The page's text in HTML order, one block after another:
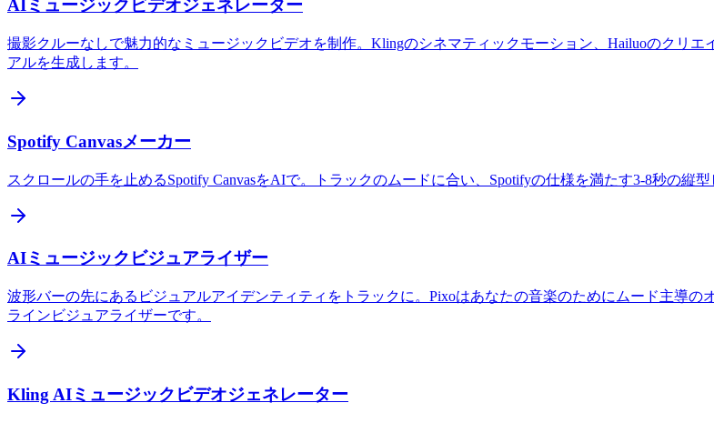
AIミュージックビデオジェネレーター
撮影クルーなしで魅力的なミュージックビデオを制作。Klingのシネマティックモーション、Hailuoのクリ
アルを生成します。
Spotify Canvasメーカー
スクロールの手を止めるSpotify CanvasをAIで。トラックのムードに合い、Spotifyの仕様を満たす3-8秒の縦
AIミュージックビジュアライザー
波形バーの先にあるビジュアルアイデンティティをトラックに。Pixoはあなたの音楽のためにムード主導
ラインビジュアライザーです。
Kling AIミュージックビデオジェネレーター